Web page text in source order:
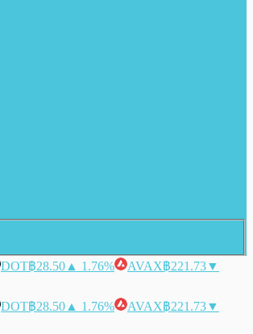
DOT฿28.50 ▲ 1.76% AVAX฿221.73▼
DOT฿28.50 ▲ 1.76% AVAX฿221.73▼